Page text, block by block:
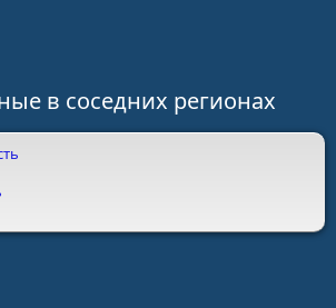
в соседних регионах